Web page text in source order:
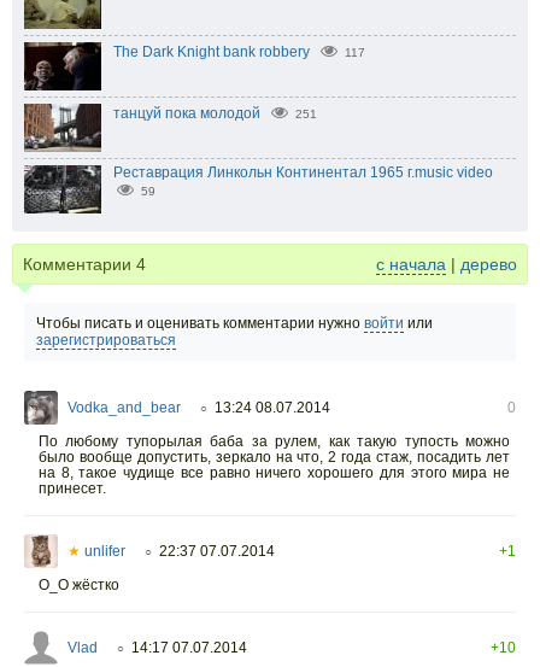
The Dark Knight bank robbery 117
танцуй пока молодой 251
Pеставрация Линкольн Континентал 1965 г.music video
59
Комментарии 4 с начала | дерево
Чтобы писать и оценивать комментарии нужно войти или
зарегистрироваться
Vodka_and_bear ○ 13:24 08.07.2014
0
По любому тупорылая баба за рулем, как такую тупость можно
было вообще допустить, зеркало на что, 2 года стаж, посадить лет
на 8, такое чудище все равно ничего хорошего для этого мира не
принесет.
★ unlifer ○ 22:37 07.07.2014
+1
О_О жёстко
Vlad ○ 14:17 07.07.2014
+10